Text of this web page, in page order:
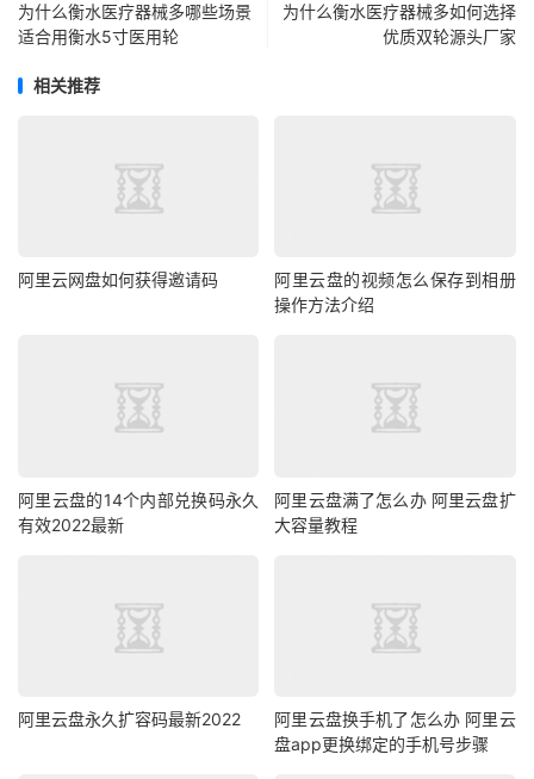
为什么衡水医疗器械多哪些场景
适合用衡水5寸医用轮
为什么衡水医疗器械多如何选择
优质双轮源头厂家
相关推荐
阿里云网盘如何获得邀请码
阿里云盘的视频怎么保存到相册
操作方法介绍
阿里云盘的14个内部兑换码永久
有效2022最新
阿里云盘满了怎么办 阿里云盘扩
大容量教程
阿里云盘永久扩容码最新2022
阿里云盘换手机了怎么办 阿里云
盘app更换绑定的手机号步骤